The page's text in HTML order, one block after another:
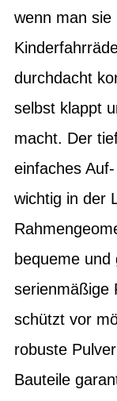
wenn man sie
durchdacht
selbst klappt
macht. Der
einfaches
wichtig in der
bequeme
serienmäßige
schützt vor
robuste
Bauteile